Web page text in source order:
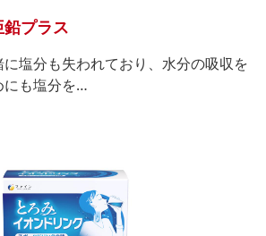
プラス
塩分も失われており、水分の吸収を
にも塩分を…